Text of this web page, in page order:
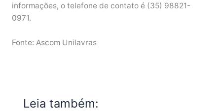
informações, o telefone de contato é (35) 98821-
0971.
Fonte: Ascom Unilavras
Leia também: